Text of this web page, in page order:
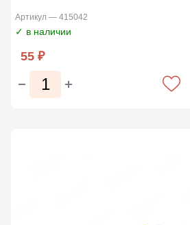
Артикул — 415042
✓ в наличии
55 ₽